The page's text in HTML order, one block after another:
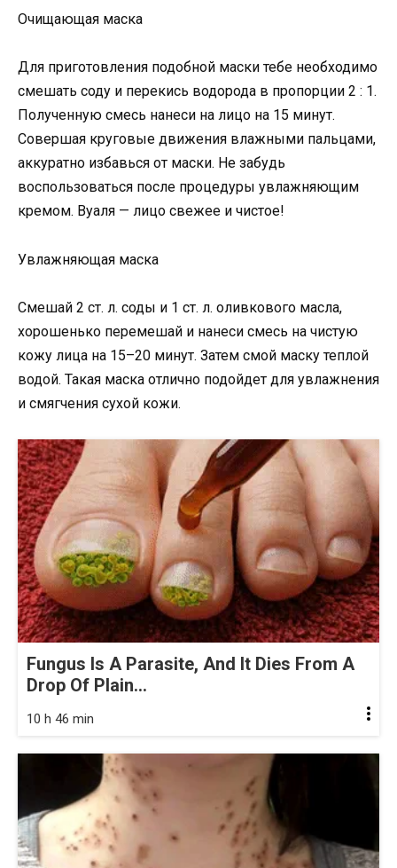
Очищающая маска
Для приготовления подобной маски тебе необходимо
смешать соду и перекись водорода в пропорции 2 : 1.
Полученную смесь нанеси на лицо на 15 минут.
Совершая круговые движения влажными пальцами,
аккуратно избавься от маски. Не забудь
воспользоваться после процедуры увлажняющим
кремом. Вуаля — лицо свежее и чистое!
Увлажняющая маска
Смешай 2 ст. л. соды и 1 ст. л. оливкового масла,
хорошенько перемешай и нанеси смесь на чистую
кожу лица на 15–20 минут. Затем смой маску теплой
водой. Такая маска отлично подойдет для увлажнения
и смягчения сухой кожи.
Fungus Is A Parasite, And It Dies From A
Drop Of Plain...
10 h 46 min